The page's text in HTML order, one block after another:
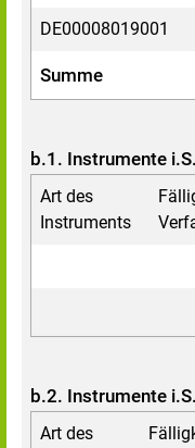
DE00008019001
Summe
b.1. Instrumente
Art des
Instruments
b.2. Instrumente
Art des